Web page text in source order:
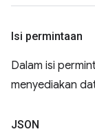
Isi permintaan
Dalam isi
menyediakan
JSON